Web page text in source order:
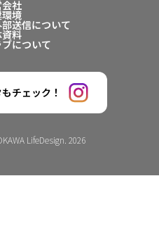
社
境
送信について
料
について
チェック！
LifeDesign. 2026